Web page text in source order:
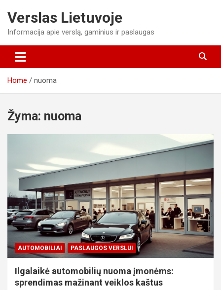
content
Verslas Lietuvoje
Informacija apie verslą, gaminius ir paslaugas
Home nuoma
Žyma: nuoma
AUTOMOBILIAI PASLAUGOS VERSLUI
Ilgalaikė automobilių nuoma įmonėms:
sprendimas mažinant veiklos kaštus